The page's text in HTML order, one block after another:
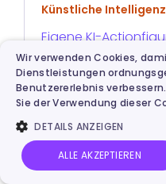
Künstliche Intelligenz
Eigene KI-
- Schritt für Schritt
ÜBER
Wir verwenden Cookies,
Dienstleistungen
Benutzererlebnis
Sie der Verwendung dieser
DETAILS ANZEIGEN
ALLE AKZEPTIEREN